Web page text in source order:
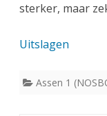
sterker, maar
Uitslagen
Assen 1